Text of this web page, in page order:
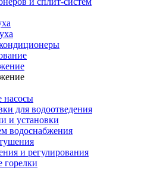
насосы
для водоотведения
и установки
водоснабжения
и регулирования